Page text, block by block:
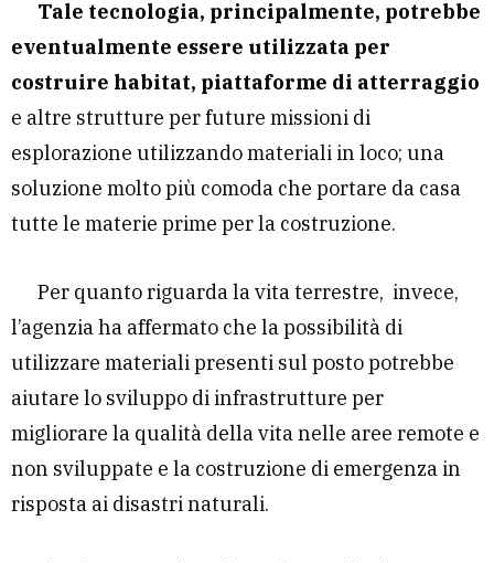
Tale tecnologia, principalmente, potrebbe
eventualmente essere utilizzata per
costruire habitat, piattaforme di atterraggio
e altre strutture per future missioni di
esplorazione utilizzando materiali in loco; una
soluzione molto più comoda che portare da casa
tutte le materie prime per la costruzione.
Per quanto riguarda la vita terrestre, invece,
l’agenzia ha affermato che la possibilità di
utilizzare materiali presenti sul posto potrebbe
aiutare lo sviluppo di infrastrutture per
migliorare la qualità della vita nelle aree remote e
non sviluppate e la costruzione di emergenza in
risposta ai disastri naturali.